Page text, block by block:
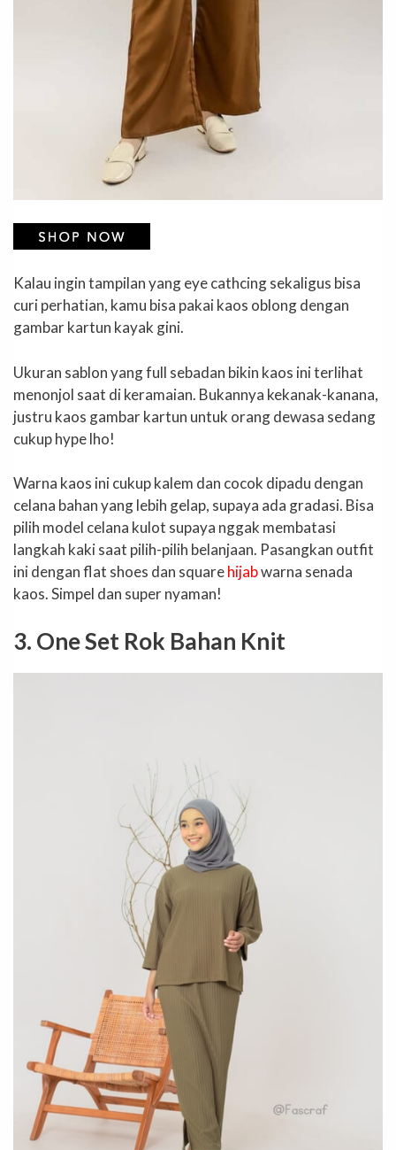
Kalau ingin tampilan yang eye cathcing sekaligus bisa
curi perhatian, kamu bisa pakai kaos oblong dengan
gambar kartun kayak gini.
Ukuran sablon yang full sebadan bikin kaos ini terlihat
menonjol saat di keramaian. Bukannya kekanak-kanana,
justru kaos gambar kartun untuk orang dewasa sedang
cukup hype lho!
Warna kaos ini cukup kalem dan cocok dipadu dengan
celana bahan yang lebih gelap, supaya ada gradasi. Bisa
pilih model celana kulot supaya nggak membatasi
langkah kaki saat pilih-pilih belanjaan. Pasangkan outfit
ini dengan flat shoes dan squarehijabwarna senada
kaos. Simpel dan super nyaman!
3. One Set Rok Bahan Knit